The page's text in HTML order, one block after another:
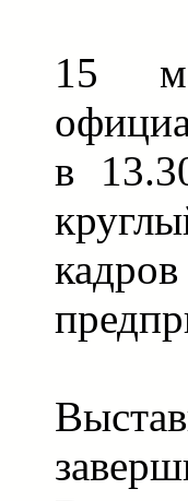
15
в